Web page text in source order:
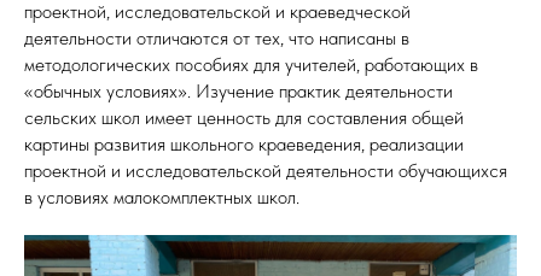
проектной, исследовательской и краеведческой
деятельности отличаются от тех, что написаны в
методологических пособиях для учителей, работающих в
«обычных условиях». Изучение практик деятельности
сельских школ имеет ценность для составления общей
картины развития школьного краеведения, реализации
проектной и исследовательской деятельности обучающихся
в условиях малокомплектных школ.